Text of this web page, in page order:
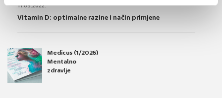
11.03.2022.
Vitamin D: optimalne razine i način primjene
Medicus (1/2026)
Mentalno
zdravlje